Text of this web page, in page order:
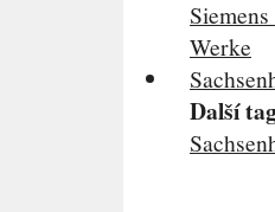
Werke
Další